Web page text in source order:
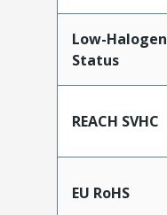
Low-Halogen
Status
REACH SVHC
EU RoHS